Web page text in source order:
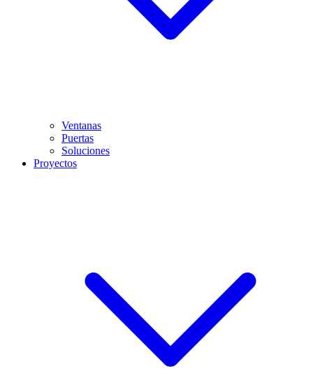
Ventanas
Puertas
Soluciones
Proyectos